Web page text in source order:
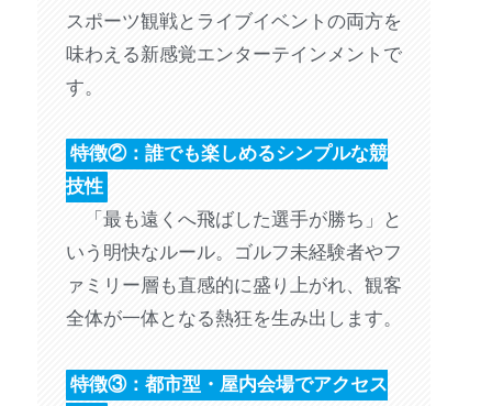
スポーツ観戦とライブイベントの両方を
味わえる新感覚エンターテインメントで
す。
特徴②：誰でも楽しめるシンプルな競
技性
「最も遠くへ飛ばした選手が勝ち」と
いう明快なルール。ゴルフ未経験者やフ
ァミリー層も直感的に盛り上がれ、観客
全体が一体となる熱狂を生み出します。
特徴③：都市型・屋内会場でアクセス